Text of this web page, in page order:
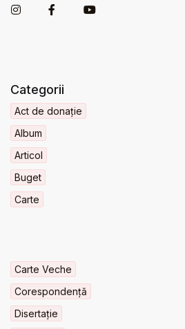
Categorii
Act de donație
Album
Articol
Buget
Carte
Carte Veche
Corespondență
Disertație